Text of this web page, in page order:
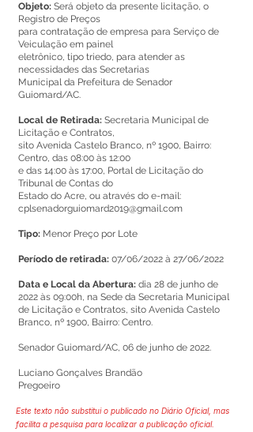
Objeto: Será objeto da presente licitação, o
Registro de Preços
para contratação de empresa para Serviço de
Veiculação em painel
eletrônico, tipo triedo, para atender as
necessidades das Secretarias
Municipal da Prefeitura de Senador
Guiomard/AC.
Local de Retirada: Secretaria Municipal de
Licitação e Contratos,
sito Avenida Castelo Branco, nº 1900, Bairro:
Centro, das 08:00 às 12:00
e das 14:00 às 17:00, Portal de Licitação do
Tribunal de Contas do
Estado do Acre, ou através do e-mail:
cplsenadorguiomard2019@gmail.com
Tipo: Menor Preço por Lote
Período de retirada: 07/06/2022 à 27/06/2022
Data e Local da Abertura: dia 28 de junho de
2022 às 09:00h, na Sede da Secretaria Municipal
de Licitação e Contratos, sito Avenida Castelo
Branco, nº 1900, Bairro: Centro.
Senador Guiomard/AC, 06 de junho de 2022.
Luciano Gonçalves Brandão
Pregoeiro
Este texto não substitui o publicado no Diário Oficial, mas
facilita a pesquisa para localizar a publicação oficial.